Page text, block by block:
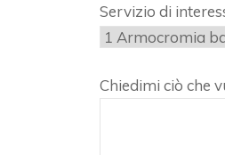
Servizio di
Chiedimi ciò che